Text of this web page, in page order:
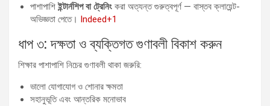
পাশাপাশি ইন্টার্নশিপ বা ট্রেনিং করা অত্যন্ত গুরুত্বপূর্ণ — বাস্তব ক্লায়েন্ট-
অভিজ্ঞতা পেতে।
Indeed+1
ধাপ ৩: দক্ষতা ও ব্যক্তিগত গুণাবলী বিকাশ করুন
শিক্ষার পাশাপাশি নিচের গুণাবলী থাকা জরুরি:
ভালো যোগাযোগ ও শোনার ক্ষমতা
সহানুভূতি এবং আন্তরিক মনোভাব